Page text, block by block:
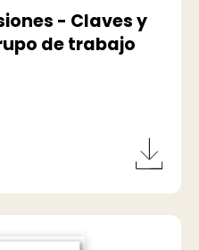
- Claves y
de trabajo